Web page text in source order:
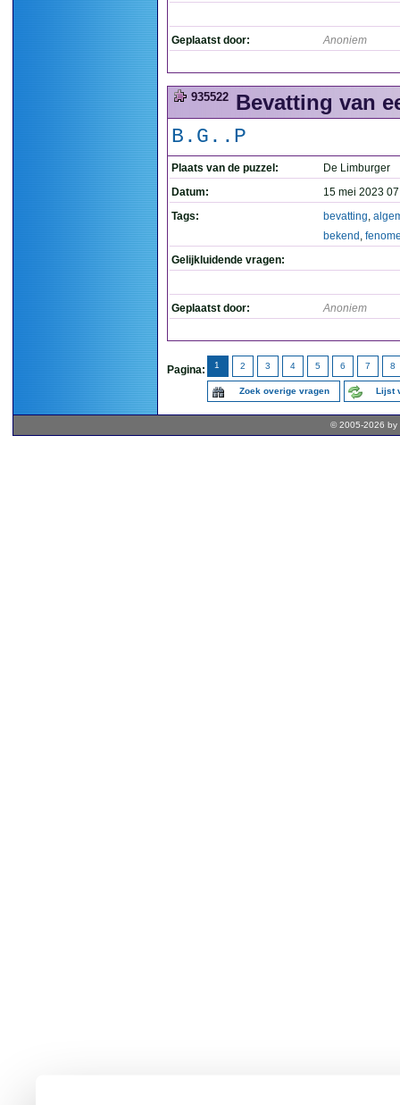
Geplaatst door: Anoniem
935522 Bevatting van
B.G..P
Plaats van de puzzel:
De Limburger
Datum:
15 mei 2023
Tags:
bevatting,
bekend ,
Gelijkluidende vragen:
Geplaatst door: Anoniem
Pagina: 1 2 3 4 5 6 7 8
Zoek overige vragen Lijst
© 2005-2026 by